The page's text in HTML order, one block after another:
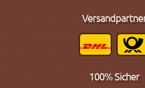
100% Sicher